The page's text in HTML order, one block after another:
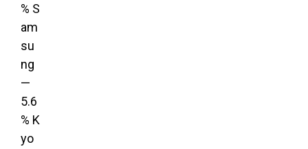
% S
am
su
ng
—
5.6
% K
yo